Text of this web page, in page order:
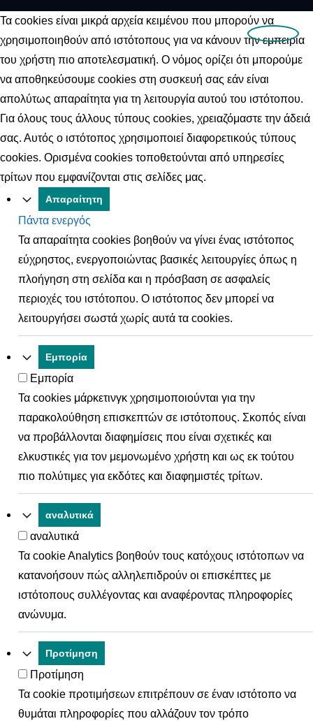
Τα cookies είναι μικρά αρχεία κειμένου που μπορούν να
χρησιμοποιηθούν από ιστότοπους για να κάνουν την εμπειρία
του χρήστη πιο αποτελεσματική. Ο νόμος ορίζει ότι μπορούμε
να αποθηκεύσουμε cookies στη συσκευή σας εάν είναι
απολύτως απαραίτητα για τη λειτουργία αυτού του ιστότοπου.
Για όλους τους άλλους τύπους cookies, χρειαζόμαστε την άδειά
σας. Αυτός ο ιστότοπος χρησιμοποιεί διαφορετικούς τύπους
cookies. Ορισμένα cookies τοποθετούνται από υπηρεσίες
τρίτων που εμφανίζονται στις σελίδες μας.
Απαραίτητη
Πάντα ενεργός
Τα απαραίτητα cookies βοηθούν να γίνει ένας ιστότοπος
εύχρηστος, ενεργοποιώντας βασικές λειτουργίες όπως η
πλοήγηση στη σελίδα και η πρόσβαση σε ασφαλείς
περιοχές του ιστότοπου. Ο ιστότοπος δεν μπορεί να
λειτουργήσει σωστά χωρίς αυτά τα cookies.
Εμπορία
Εμπορία
Τα cookies μάρκετινγκ χρησιμοποιούνται για την
παρακολούθηση επισκεπτών σε ιστότοπους. Σκοπός είναι
να προβάλλονται διαφημίσεις που είναι σχετικές και
ελκυστικές για τον μεμονωμένο χρήστη και ως εκ τούτου
πιο πολύτιμες για εκδότες και διαφημιστές τρίτων.
αναλυτικά
αναλυτικά
Τα cookie Analytics βοηθούν τους κατόχους ιστότοπων να
κατανοήσουν πώς αλληλεπιδρούν οι επισκέπτες με
ιστότοπους συλλέγοντας και αναφέροντας πληροφορίες
ανώνυμα.
Προτίμηση
Προτίμηση
Τα cookie προτιμήσεων επιτρέπουν σε έναν ιστότοπο να
θυμάται πληροφορίες που αλλάζουν τον τρόπο